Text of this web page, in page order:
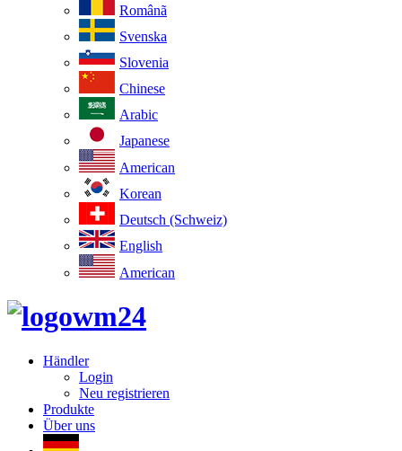
Românã
Svenska
Slovenia
Chinese
Arabic
Japanese
American
Korean
Deutsch (Schweiz)
English
American
Händler
Login
Neu registrieren
Produkte
Über uns